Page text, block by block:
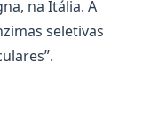
na Itália. A
seletivas